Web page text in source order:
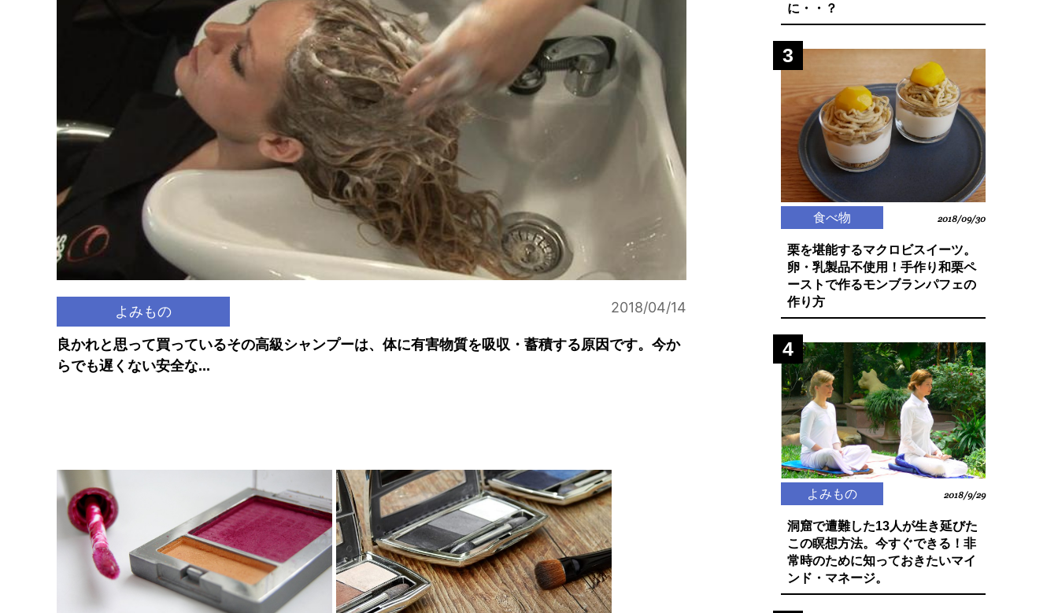
よみもの 2018/04/14
良かれと思って買っているその高級シャンプーは、体に有害物質を吸収・蓄積する原因です。今か
らでも遅くない安全な...
に・・？
3
食べ物 2018/09/30
栗を堪能するマクロビスイーツ。
卵・乳製品不使用！手作り和栗ペ
ーストで作るモンブランパフェの
作り方
4
よみもの 2018/9/29
洞窟で遭難した13人が生き延びた
この瞑想方法。今すぐできる！非
常時のために知っておきたいマイ
ンド・マネージ。